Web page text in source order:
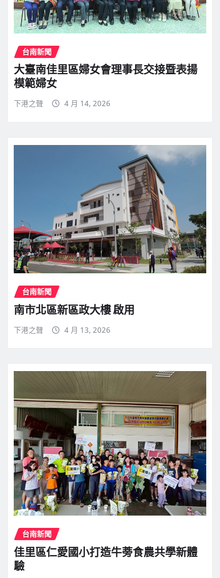
台南新聞
大臺南佳里區婦女會理事長交接暨表揚
模範婦女
下港之聲 4 月 14, 2026
台南新聞
南市北區新區政大樓 啟用
下港之聲 4 月 13, 2026
台南新聞
佳里區仁愛國小打造牛蒡食農共學新體
驗